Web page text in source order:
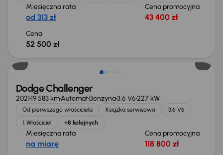
Miesięczna rata
od 313 zł
Cena promocyjna
43 400 zł
Cena
52 500 zł
Świeżo skupione
Dodge Challenger
202119 583 kmAutomatBenzyna3.6 V6227 kW
Od pierwszego właściciela Książka serwisowa
3.6 V6
1. Właściciel
+8 kolejnych
Miesięczna rata
na miarę
Cena promocyjna
118 800 zł